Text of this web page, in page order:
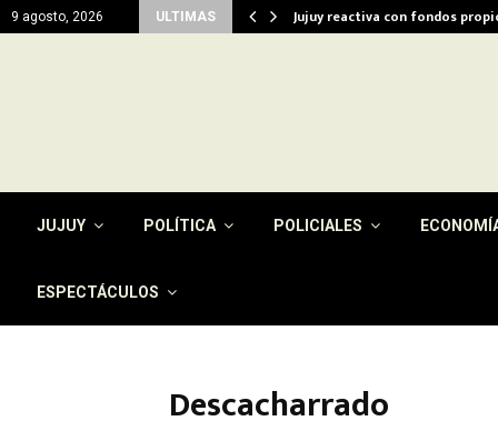
9 agosto, 2026 ULTIMAS Jujuy reactiva con fondos
JUJUY POLÍTICA POLICIALES
ESPECTÁCULOS
Descacharrado